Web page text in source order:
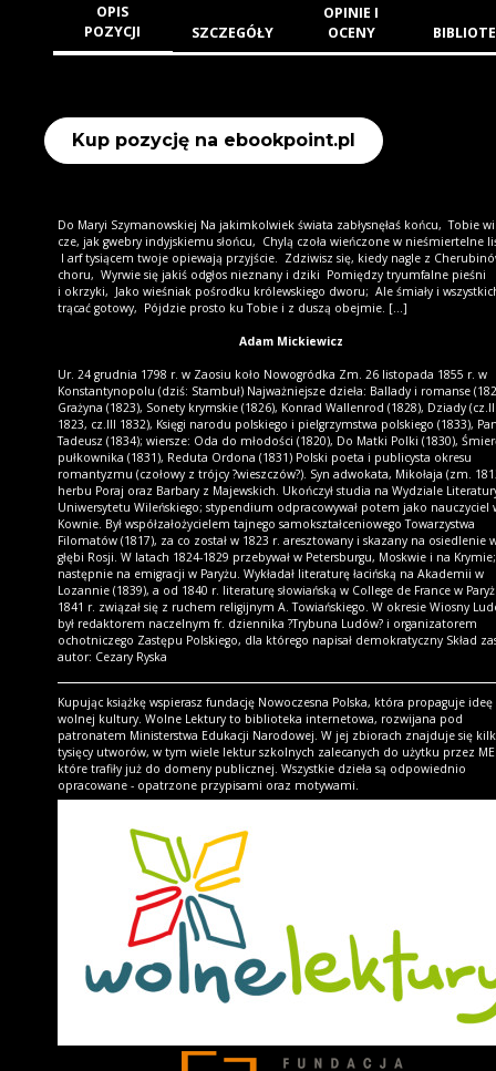
OPIS
POZYCJI
SZCZEGÓŁY
OPINIE I
OCENY
Kup pozycję na ebookpoint.pl
Do Ma­ryi Szy­ma­now­skiej Na ja­kim­kol­wiek świa­ta za­bły­snę­łaś koń­cu, To­bie
cze, jak gwe­bry in­dyj­skie­mu słoń­cu, Chy­lą czo­ła wień­czo­ne w nie­śmier­tel­ne
I arf ty­sią­cem two­je opie­wa­ją przyj­ście. Zdzi­wisz się, kie­dy na­gle z
cho­ru, Wy­rwie się ja­kiś od­głos nie­zna­ny i dzi­ki Po­mię­dzy try­um­fal­ne pie­śni
i okrzy­ki, Ja­ko wie­śniak po­środ­ku kró­lew­skie­go dwo­ru; Ale śmia­ły i
trą­cać go­to­wy, Pój­dzie pro­sto ku To­bie i z du­szą obej­mie. [...]
Adam Mickiewicz
Ur. 24 grudnia 1798 r. w Zaosiu koło Nowogródka Zm. 26 listopada 1855 r. w
Konstantynopolu (dziś: Stambuł) Najważniejsze dzieła: Ballady i romanse
Grażyna (1823), Sonety krymskie (1826), Konrad Wallenrod (1828), Dziady
1823, cz.III 1832), Księgi narodu polskiego i pielgrzymstwa polskiego (1833),
Tadeusz (1834); wiersze: Oda do młodości (1820), Do Matki Polki (1830),
pułkownika (1831), Reduta Ordona (1831) Polski poeta i publicysta okresu
romantyzmu (czołowy z trójcy ?wieszczów?). Syn adwokata, Mikołaja (zm.
herbu Poraj oraz Barbary z Majewskich. Ukończył studia na Wydziale
Uniwersytetu Wileńskiego; stypendium odpracowywał potem jako nauczyciel
Kownie. Był współzałożycielem tajnego samokształceniowego Towarzystwa
Filomatów (1817), za co został w 1823 r. aresztowany i skazany na osiedlenie
głębi Rosji. W latach 1824-1829 przebywał w Petersburgu, Moskwie i na Krymie;
następnie na emigracji w Paryżu. Wykładał literaturę łacińską na Akademii w
Lozannie (1839), a od 1840 r. literaturę słowiańską w College de France w
1841 r. związał się z ruchem religijnym A. Towiańskiego. W okresie Wiosny
był redaktorem naczelnym fr. dziennika ?Trybuna Ludów? i organizatorem
ochotniczego Zastępu Polskiego, dla którego napisał demokratyczny Skład
autor: Cezary Ryska
Kupując książkę wspierasz fundację Nowoczesna Polska, która propaguje ideę
wolnej kultury. Wolne Lektury to biblioteka internetowa, rozwijana pod
patronatem Ministerstwa Edukacji Narodowej. W jej zbiorach znajduje się
tysięcy utworów, w tym wiele lektur szkolnych zalecanych do użytku przez
które trafiły już do domeny publicznej. Wszystkie dzieła są odpowiednio
opracowane - opatrzone przypisami oraz motywami.